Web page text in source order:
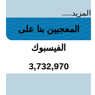
المزيد.....
المعجبين بنا على
الفيسبوك
3,732,970